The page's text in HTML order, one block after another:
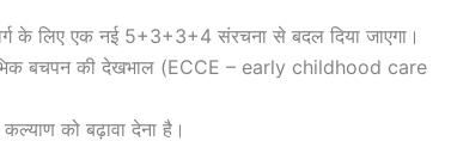
के लिए एक नई 5+3+3+4 संरचना से बदल दिया जाएगा।
बचपन की देखभाल (ECCE – early childhood care
को बढ़ावा देना है।